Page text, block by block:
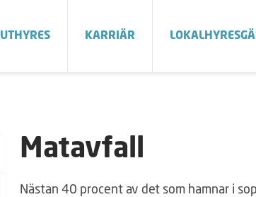
UTHYRES KARRIÄR
Matavfall
Nästan 40 procent av det som hamnar i